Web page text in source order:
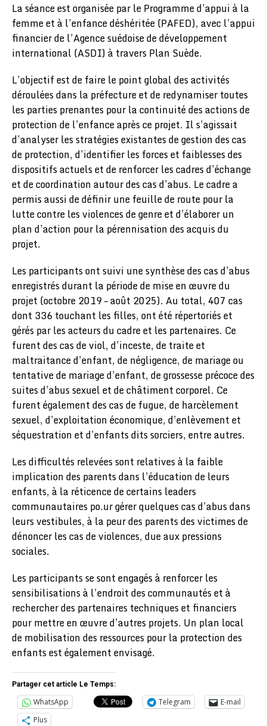
La séance est organisée par le Programme d’appui à la
femme et à l’enfance déshéritée (PAFED), avec l’appui
financier de l’Agence suédoise de développement
international (ASDI) à travers Plan Suède.
L’objectif est de faire le point global des activités
déroulées dans la préfecture et de redynamiser toutes
les parties prenantes pour la continuité des actions de
protection de l’enfance après ce projet. Il s’agissait
d’analyser les stratégies existantes de gestion des cas
de protection, d’identifier les forces et faiblesses des
dispositifs actuels et de renforcer les cadres d’échange
et de coordination autour des cas d’abus. Le cadre a
permis aussi de définir une feuille de route pour la
lutte contre les violences de genre et d’élaborer un
plan d’action pour la pérennisation des acquis du
projet.
Les participants ont suivi une synthèse des cas d’abus
enregistrés durant la période de mise en œuvre du
projet (octobre 2019 – août 2025). Au total, 407 cas
dont 336 touchant les filles, ont été répertoriés et
gérés par les acteurs du cadre et les partenaires. Ce
furent des cas de viol, d’inceste, de traite et
maltraitance d’enfant, de négligence, de mariage ou
tentative de mariage d’enfant, de grossesse précoce des
suites d’abus sexuel et de châtiment corporel. Ce
furent également des cas de fugue, de harcèlement
sexuel, d’exploitation économique, d’enlèvement et
séquestration et d’enfants dits sorciers, entre autres.
Les difficultés relevées sont relatives à la faible
implication des parents dans l’éducation de leurs
enfants, à la réticence de certains leaders
communautaires po.ur gérer quelques cas d’abus dans
leurs vestibules, à la peur des parents des victimes de
dénoncer les cas de violences, due aux pressions
sociales.
Les participants se sont engagés à renforcer les
sensibilisations à l’endroit des communautés et à
rechercher des partenaires techniques et financiers
pour mettre en œuvre d’autres projets. Un plan local
de mobilisation des ressources pour la protection des
enfants est également envisagé.
Partager cet article Le Temps:
WhatsApp Telegram
E-mail
Plus